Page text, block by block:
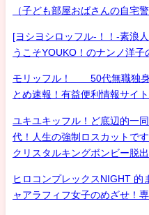
（子ども部屋おばさんの自宅
[ヨシヨシロッフル-！！-素浪
うこそYOUKO！のナンノ洋子
モリッフル！ 50代無職独身
とめ速報！有益便利情報サイ
ユキユキッフル！ど底辺的一
代！人生の強制ロスカットで
クリスタルキングボンビー脱
ヒロコンプレックスNIGHT 的
ャアラフィフ女子のめざせ！